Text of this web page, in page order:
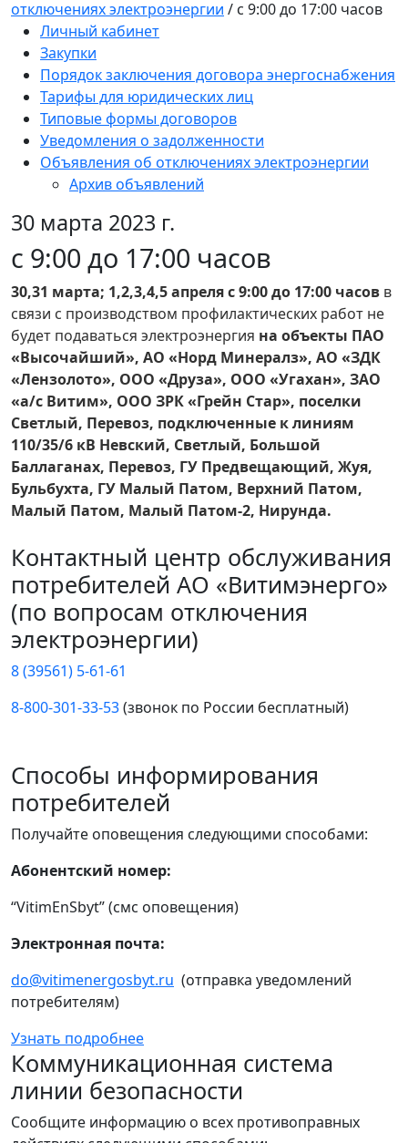
отключениях электроэнергии / с 9:00 до 17:00 часов
Личный кабинет
Закупки
Порядок заключения договора энергоснабжения
Тарифы для юридических лиц
Типовые формы договоров
Уведомления о задолженности
Объявления об отключениях электроэнергии
Архив объявлений
30 марта 2023 г.
с 9:00 до 17:00 часов
30,31 марта; 1,2,3,4,5 апреля с 9:00 до 17:00 часов в
связи с производством профилактических работ не
будет подаваться электроэнергия на объекты ПАО
«Высочайший», АО «Норд Минералз», АО «ЗДК
«Лензолото», ООО «Друза», ООО «Угахан», ЗАО
«а/с Витим», ООО ЗРК «Грейн Стар», поселки
Светлый, Перевоз, подключенные к линиям
110/35/6 кВ Невский, Светлый, Большой
Баллаганах, Перевоз, ГУ Предвещающий, Жуя,
Бульбухта, ГУ Малый Патом, Верхний Патом,
Малый Патом, Малый Патом-2, Нирунда.
Контактный центр обслуживания
потребителей АО «Витимэнерго»
(по вопросам отключения
электроэнергии)
8 (39561) 5-61-61
8-800-301-33-53(звонок по России бесплатный)
Способы информирования
потребителей
Получайте оповещения следующими способами:
Абонентский номер:
“VitimEnSbyt” (смс оповещения)
Электронная почта:
do@vitimenergosbyt.ru (отправка уведомлений
потребителям)
Узнать подробнее
Коммуникационная система
линии безопасности
Сообщите информацию о всех противоправных